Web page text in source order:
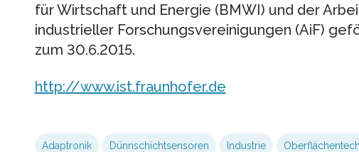
für Wirtschaft und Energie (BMWI) und der
industrieller Forschungsvereinigungen (AiF)
zum 30.6.2015.
http://www.ist.fraunhofer.de
Adaptronik Dünnschichtsensoren Industrie